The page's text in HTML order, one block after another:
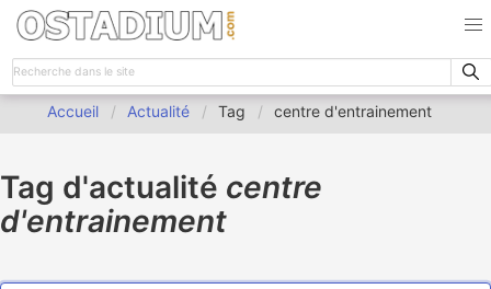
Accueil Actualité Tag centre d'entrainement
Tag d'actualité centre
d'entrainement